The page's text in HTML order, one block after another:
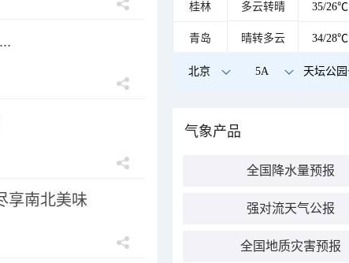
享南北美味
桂林 多云转晴 35/26℃
青岛 晴转多云 34/28℃
北京 5A 天坛公园
气象产品
全国降水量预报
强对流天气公报
全国地质灾害预报